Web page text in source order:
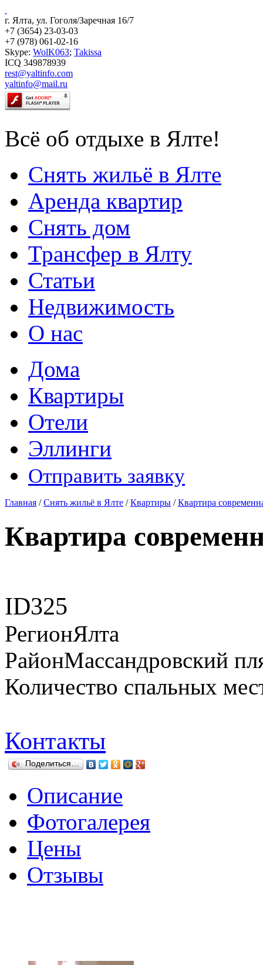
г. Ялта, ул. Гоголя/Заречная 16/7
+7 (3654) 23-03-03
+7 (978) 061-02-16
Skype: WolK063; Takissa
ICQ 349878939
rest@yaltinfo.com
yaltinfo@mail.ru
Всё об отдыхе в Ялте!
Снять жильё в Ялте
Аренда квартир
Снять дом
Трансфер в Ялту
Статьи
Недвижимость
О нас
Дома
Квартиры
Отели
Эллинги
Отправить заявку
Главная /Снять жильё в Ялте /Квартиры /Квартира
Квартира
ID325
РегионЯлта
РайонМассандровский
Количество спальных
Контакты
Поделиться…
Описание
Фотогалерея
Цены
Отзывы